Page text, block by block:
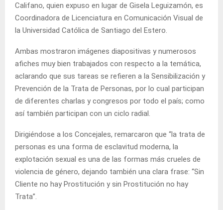
Califano, quien expuso en lugar de Gisela Leguizamón, es
Coordinadora de Licenciatura en Comunicación Visual de
la Universidad Católica de Santiago del Estero.
Ambas mostraron imágenes diapositivas y numerosos
afiches muy bien trabajados con respecto a la temática,
aclarando que sus tareas se refieren a la Sensibilización y
Prevención de la Trata de Personas, por lo cual participan
de diferentes charlas y congresos por todo el país; como
así también participan con un ciclo radial.
Dirigiéndose a los Concejales, remarcaron que “la trata de
personas es una forma de esclavitud moderna, la
explotación sexual es una de las formas más crueles de
violencia de género, dejando también una clara frase: “Sin
Cliente no hay Prostitución y sin Prostitución no hay
Trata”.